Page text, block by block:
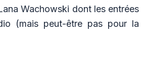
Wachowski dont les entrées
(mais peut-être pas pour la